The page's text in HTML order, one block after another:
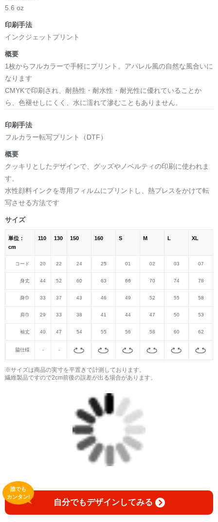
5.6 oz
印刷手法
インクジェットプリント
概要
1枚からフルカラーで手軽にプリント。アパレル風の自然な風合いに
なります
CMYKで印刷され、耐熱性・耐水性・耐光性に優れていることか
ら、色褪せしにくく、水に濡れて滲むこともありません。
印刷手法
フルカラー転写プリント（DTF）
概要
クッキリとしたデザインで、グッズやノベルティの印刷に使われま
す。
水性顔料インクを専用フィルムにプリントし、熱プレスをかけて転
写させる方法です
サイズ
単位：
cm
110 130 150 160 S M L XL
コード 20 22 24 25 01 02 03 07
身丈 44 52 60 63 66 70 74 78
身巾 33 37 43 46 49 52 55 58
肩巾 29 33 38 41 44 47 50 53
袖丈 40 47 54 55 56 58 60 62
脇仕様 - -
※サイズは商品の実寸を平置きで計測しております。
繊維製品ですので2cm前後の誤差が出る場合があります。
自分でもデザインしてみる
誰でも
カンタン!